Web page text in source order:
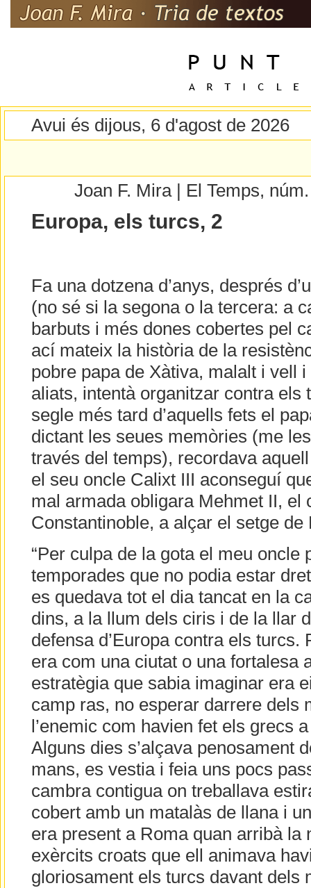
Avui és dijous, 6 d'agost de 2026
Joan F. Mira | El Temps,
Europa, els turcs, 2
Fa una dotzena d’anys, després
(no sé si la segona o la tercera: a
barbuts i més dones cobertes pel
ací mateix la història de la
pobre papa de Xàtiva, malalt i vell
aliats, intentà organitzar contra els
segle més tard d’aquells fets el
dictant les seues memòries (me
través del temps), recordava
el seu oncle Calixt III aconseguí
mal armada obligara Mehmet II, el
Constantinoble, a alçar el setge
“Per culpa de la gota el meu oncle
temporades que no podia estar
es quedava tot el dia tancat en la
dins, a la llum dels ciris i de la llar
defensa d’Europa contra els turcs.
era com una ciutat o una fortalesa
estratègia que sabia imaginar era
camp ras, no esperar darrere dels
l’enemic com havien fet els grecs
Alguns dies s’alçava penosament
mans, es vestia i feia uns pocs
cambra contigua on treballava
cobert amb un matalàs de llana i
era present a Roma quan arribà la
exèrcits croats que ell animava
gloriosament els turcs davant dels